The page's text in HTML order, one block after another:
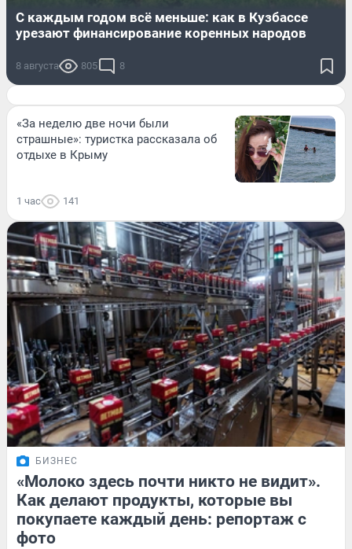
С каждым годом всё меньше: как в Кузбассе
урезают финансирование коренных народов
8 августа 805 8
«За неделю две ночи были
страшные»: туристка рассказала об
отдыхе в Крыму
1 час 141
БИЗНЕС
«Молоко здесь почти никто не видит».
Как делают продукты, которые вы
покупаете каждый день: репортаж с
фото